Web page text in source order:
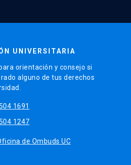
UNIVERSITARIA
orientación y consejo si
alguno de tus derechos
1691
1247
de Ombuds UC